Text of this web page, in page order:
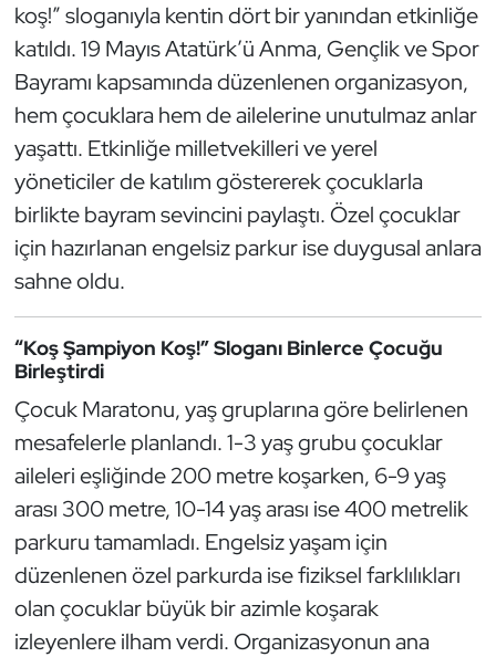
koş!” sloganıyla kentin dört bir yanından etkinliğe
katıldı. 19 Mayıs Atatürk’ü Anma, Gençlik ve Spor
Bayramı kapsamında düzenlenen organizasyon,
hem çocuklara hem de ailelerine unutulmaz anlar
yaşattı. Etkinliğe milletvekilleri ve yerel
yöneticiler de katılım göstererek çocuklarla
birlikte bayram sevincini paylaştı. Özel çocuklar
için hazırlanan engelsiz parkur ise duygusal anlara
sahne oldu.
“Koş Şampiyon Koş!” Sloganı Binlerce Çocuğu
Birleştirdi
Çocuk Maratonu, yaş gruplarına göre belirlenen
mesafelerle planlandı. 1-3 yaş grubu çocuklar
aileleri eşliğinde 200 metre koşarken, 6-9 yaş
arası 300 metre, 10-14 yaş arası ise 400 metrelik
parkuru tamamladı. Engelsiz yaşam için
düzenlenen özel parkurda ise fiziksel farklılıkları
olan çocuklar büyük bir azimle koşarak
izleyenlere ilham verdi. Organizasyonun ana
Genel
Golf
Güreş
Halter
Hava Sporları
Hentbol
İşitme Engelli Sporcular
Judo ve Kuraş
Kano ve Rafting
Karate
Kayak
Kempo